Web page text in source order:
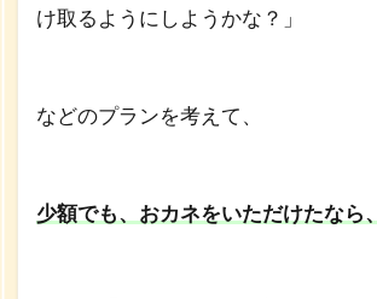
け取るようにしようかな？」
などのプランを考えて、
少額でも、おカネをいただけたなら、